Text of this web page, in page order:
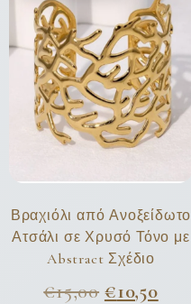
Βραχιόλι από Ανοξείδωτο
Ατσάλι σε Χρυσό Τόνο με
Abstract Σχέδιο
€15,00 €10,50